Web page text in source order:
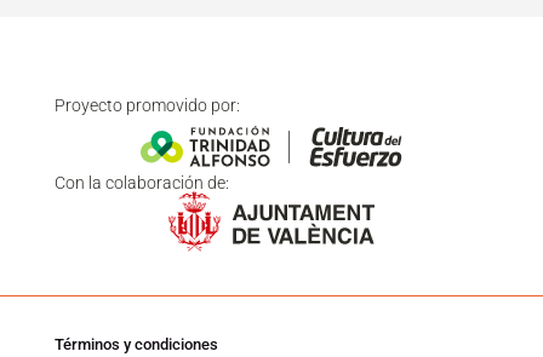
Proyecto promovido por:
Con la colaboración de:
Términos y condiciones